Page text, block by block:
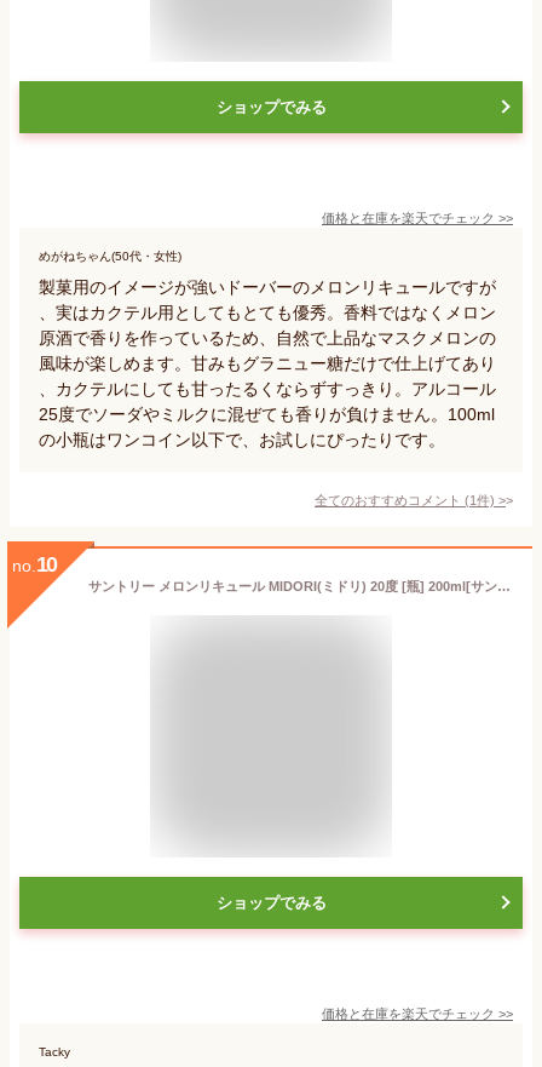
ショップでみる
価格と在庫を楽天でチェック >>
めがねちゃん(50代・女性)
製菓用のイメージが強いドーバーのメロンリキュールですが
、実はカクテル用としてもとても優秀。香料ではなくメロン
原酒で香りを作っているため、自然で上品なマスクメロンの
風味が楽しめます。甘みもグラニュー糖だけで仕上げてあり
、カクテルにしても甘ったるくならずすっきり。アルコール
25度でソーダやミルクに混ぜても香りが負けません。100ml
の小瓶はワンコイン以下で、お試しにぴったりです。
全てのおすすめコメント (1件) >
no. 10
サントリー メロンリキュール MIDORI(ミドリ) 20度 [瓶] 200ml[サントリー アメリカ リキュール YMIBNU]ギフト プレゼント 贈り物 お祝い 内祝い お返し 誕生日プレゼント 父の日 敬老の日
ショップでみる
価格と在庫を楽天でチェック >>
Tacky